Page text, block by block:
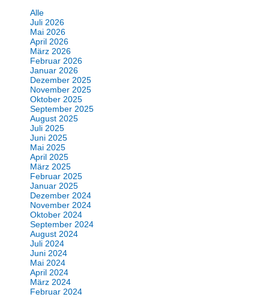
Alle
Juli 2026
Mai 2026
April 2026
März 2026
Februar 2026
Januar 2026
Dezember 2025
November 2025
Oktober 2025
September 2025
August 2025
Juli 2025
Juni 2025
Mai 2025
April 2025
März 2025
Februar 2025
Januar 2025
Dezember 2024
November 2024
Oktober 2024
September 2024
August 2024
Juli 2024
Juni 2024
Mai 2024
April 2024
März 2024
Februar 2024